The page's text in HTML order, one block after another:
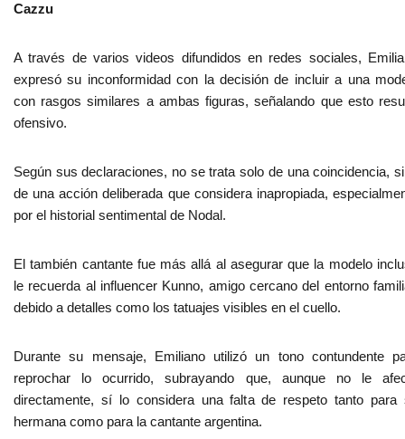
Cazzu
A través de varios videos difundidos en redes sociales,
expresó su inconformidad con la decisión de incluir a una
con rasgos similares a ambas figuras, señalando que esto
ofensivo.
Según sus declaraciones, no se trata solo de una coincidencia,
de una acción deliberada que considera inapropiada,
por el historial sentimental de Nodal.
El también cantante fue más allá al asegurar que la modelo
le recuerda al influencer Kunno, amigo cercano del entorno
debido a detalles como los tatuajes visibles en el cuello.
Durante su mensaje, Emiliano utilizó un tono contundente
reprochar lo ocurrido, subrayando que, aunque no le
directamente, sí lo considera una falta de respeto tanto para
hermana como para la cantante argentina.